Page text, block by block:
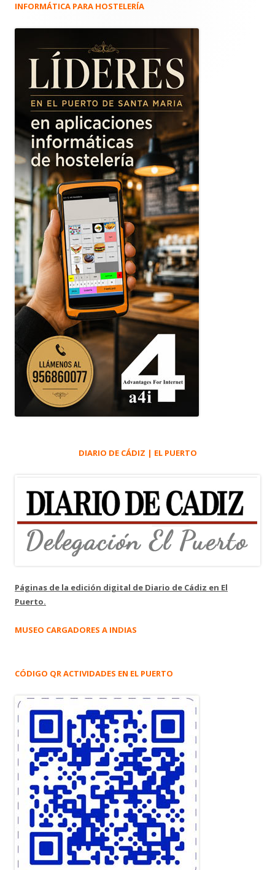
Barra
principal
INFORMÁTICA PARA HOSTELERÍA
DIARIO DE CÁDIZ | EL PUERTO
Páginas de la edición digital de Diario de Cádiz en El
Puerto.
MUSEO CARGADORES A INDIAS
CÓDIGO QR ACTIVIDADES EN EL PUERTO